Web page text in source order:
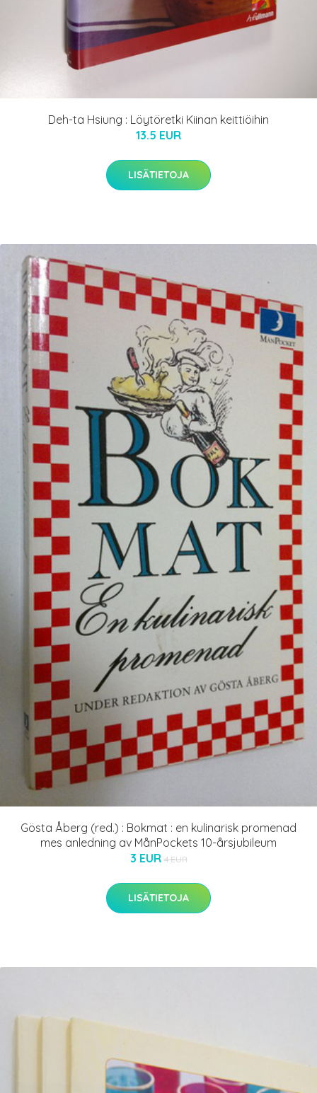
Deh-ta Hsiung : Löytöretki Kiinan keittiöihin
13.5 EUR
LISÄTIETOJA
Gösta Åberg (red.) : Bokmat : en kulinarisk promenad
mes anledning av MånPockets 10-årsjubileum
3 EUR 4 EUR
LISÄTIETOJA